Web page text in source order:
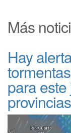
Más
Hay
para